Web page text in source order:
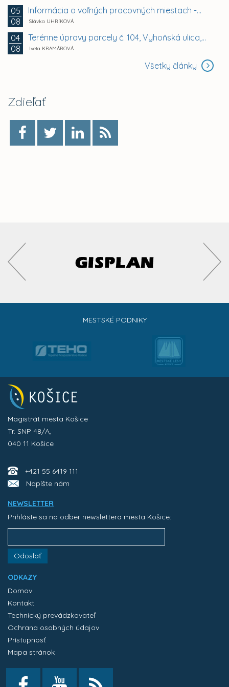
05
08
Informácia o voľných pracovných miestach -...
Slávka UHRÍKOVÁ
04
08
Terénne úpravy parcely č. 104, Vyhoňská ulica,...
Iveta KRAMÁROVÁ
Všetky články
Zdieľať
MESTSKÉ PODNIKY
Magistrát mesta Košice
Tr. SNP 48/A,
040 11 Košice
+421 55 6419 111
Napíšte nám
NEWSLETTER
Prihláste sa na odber newslettera mesta Košice:
Odoslať
ODKAZY
Domov
Kontakt
Technický prevádzkovateľ
Ochrana osobných údajov
Prístupnosť
Mapa stránok